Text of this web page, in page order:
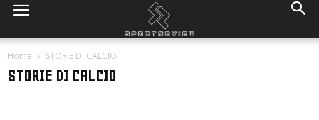
Home STORIE DI CALCIO
STORIE DI CALCIO